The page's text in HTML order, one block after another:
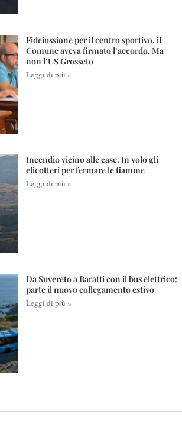
Fideiussione per il centro sportivo, il
Comune aveva firmato l’accordo. Ma
non l’US Grosseto
Leggi di più »
Incendio vicino alle case. In volo gli
elicotteri per fermare le fiamme
Leggi di più »
Da Suvereto a Baratti con il bus elettrico:
parte il nuovo collegamento estivo
Leggi di più »